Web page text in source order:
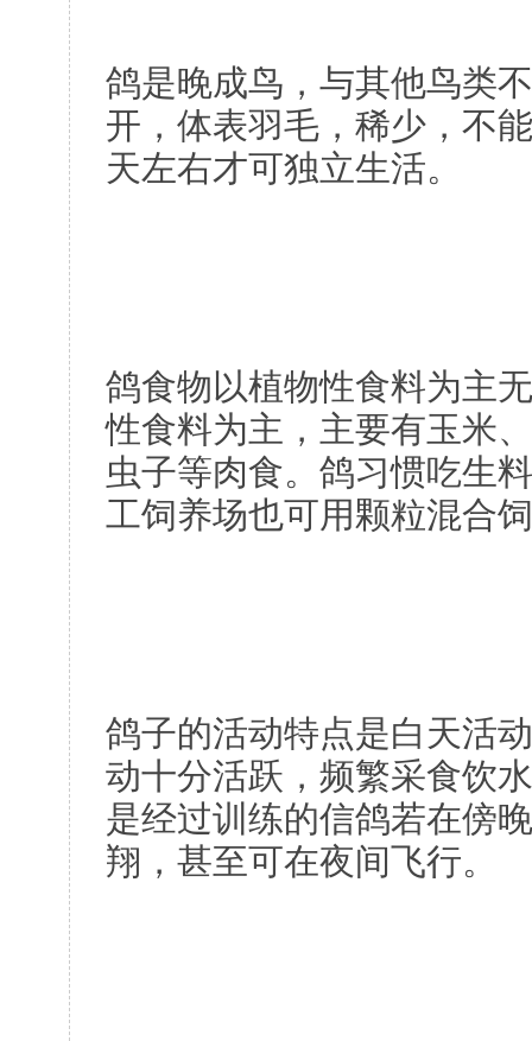
鸽是晚成鸟，与其他鸟类
开，体表羽毛，稀少，不
天左右才可独立生活。
鸽食物以植物性食料为主
性食料为主，主要有玉米
虫子等肉食。鸽习惯吃生
工饲养场也可用颗粒混合
鸽子的活动特点是白天活
动十分活跃，频繁采食饮
是经过训练的信鸽若在傍
翔，甚至可在夜间飞行。